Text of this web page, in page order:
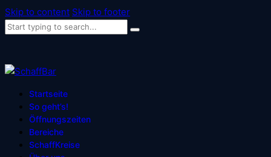
Skip to content Skip to footer
Startseite
So geht’s!
Öffnungszeiten
Bereiche
SchaffKreise